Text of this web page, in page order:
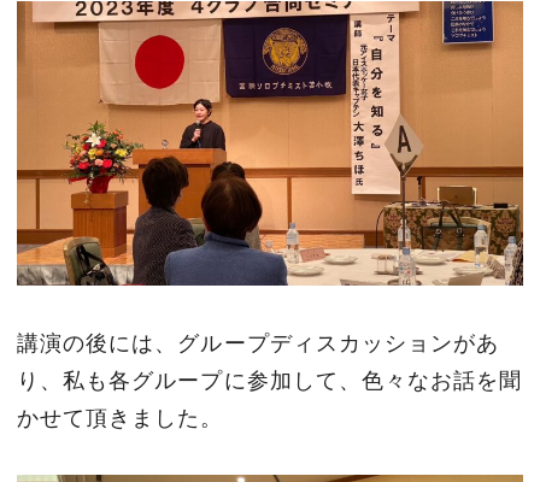
講演の後には、グループディスカッションがあ
り、私も各グループに参加して、色々なお話を聞
かせて頂きました。